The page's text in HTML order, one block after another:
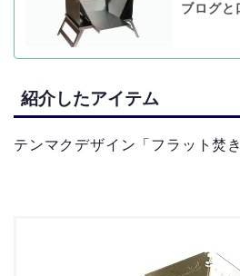
ブログと
紹介したアイテム
テンマクデザイン「フラット焚